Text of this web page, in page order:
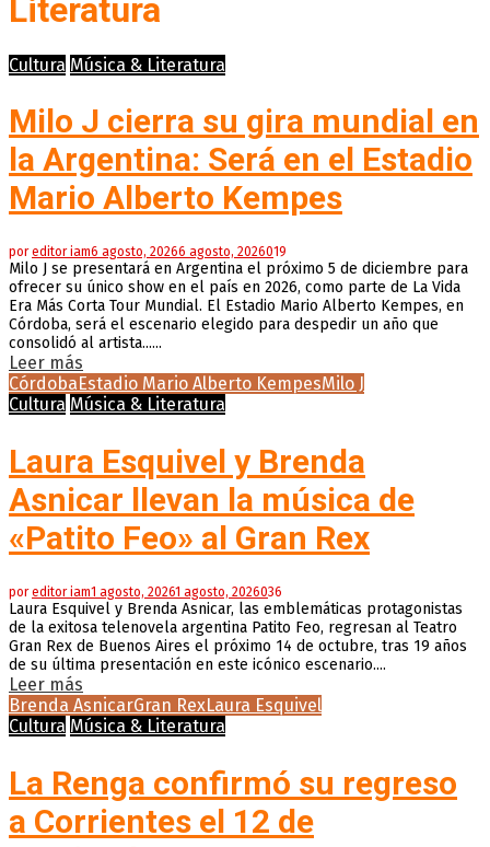
Literatura
Cultura Música & Literatura
Milo J cierra su gira mundial en
la Argentina: Será en el Estadio
Mario Alberto Kempes
poreditor iam6 agosto, 20266 agosto, 2026019
Milo J se presentará en Argentina el próximo 5 de diciembre para
ofrecer su único show en el país en 2026, como parte de La Vida
Era Más Corta Tour Mundial. El Estadio Mario Alberto Kempes, en
Córdoba, será el escenario elegido para despedir un año que
consolidó al artista......
Leer más
Córdoba Estadio Mario Alberto KempesMilo J
Cultura Música & Literatura
Laura Esquivel y Brenda
Asnicar llevan la música de
«Patito Feo» al Gran Rex
poreditor iam1 agosto, 20261 agosto, 2026036
Laura Esquivel y Brenda Asnicar, las emblemáticas protagonistas
de la exitosa telenovela argentina Patito Feo, regresan al Teatro
Gran Rex de Buenos Aires el próximo 14 de octubre, tras 19 años
de su última presentación en este icónico escenario....
Leer más
Brenda AsnicarGran RexLaura Esquivel
Cultura Música & Literatura
La Renga confirmó su regreso
a Corrientes el 12 de